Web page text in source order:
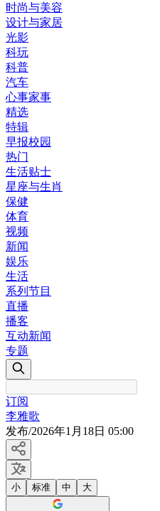
时尚与美容
设计与家居
光影
科玩
科普
汽车
心事家事
精选
特辑
早报校园
热门
生活贴士
星座与生肖
保健
体育
视频
新闻
娱乐
生活
系列节目
直播
播客
互动新闻
专题
订阅
李雅歌
发布/2026年1月18日 05:00
小 标准 中 大